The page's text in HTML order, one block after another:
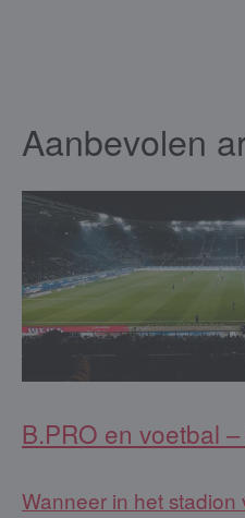
Aanbevolen
B.PRO en voetbal
Wanneer in het